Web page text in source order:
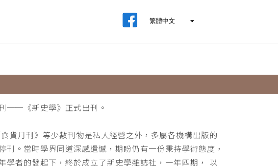
──《新史學》正式出刊。
貨月刊》等少數刊物是私人經營之外，多屬各機構出版的
。當時學界同道深感遺憾，期盼仍有一份秉持學術態度，
學者的發起下，終於成立了新史學雜誌社，一年四期， 以